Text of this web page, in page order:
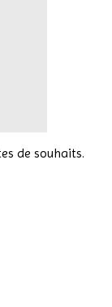
de souhaits.